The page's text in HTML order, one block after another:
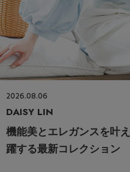
2026.08.06
DAISY LIN
機能美とエレガンスを叶
躍する最新コレクション